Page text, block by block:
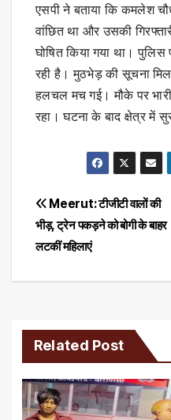
एसपी ने बताया कि कमलेश
वांछित था और उसकी
घोषित किया गया था। पुलिस
रही है। मुठभेड़ की सूचना
हलचल मच गई। मौके पर
रहा। घटना के बाद क्षेत्र में
Post
navigation
Meerut: टीजीटी वालों की
भीड़, ट्रेन पकड़ने को बोगी के बाहर
लटकीं महिलाएं
Related Post